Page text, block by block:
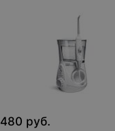
480 руб.